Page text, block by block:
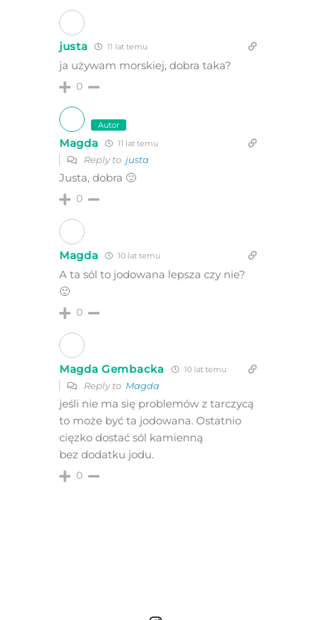
justa 11 lat temu
ja używam morskiej, dobra taka?
0
Autor
Magda 11 lat temu
Reply to justa
Justa, dobra 🙂
0
Magda 10 lat temu
A ta sól to jodowana lepsza czy nie?
🙂
0
Magda Gembacka 10 lat temu
Reply to Magda
jeśli nie ma się problemów z tarczycą
to może być ta jodowana. Ostatnio
cięzko dostać sól kamienną
bez dodatku jodu.
0